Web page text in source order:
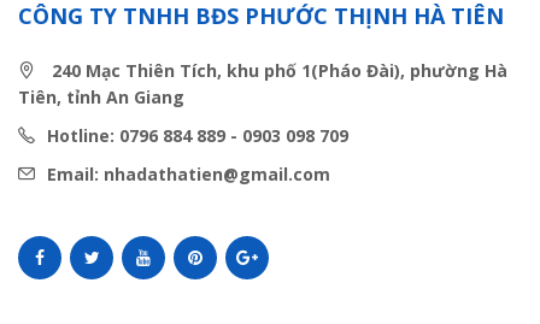
CÔNG TY TNHH BĐS PHƯỚC THỊNH HÀ TIÊN
240 Mạc Thiên Tích, khu phố 1(Pháo Đài), phường Hà
Tiên, tỉnh An Giang
Hotline: 0796 884 889 - 0903 098 709
Email: nhadathatien@gmail.com